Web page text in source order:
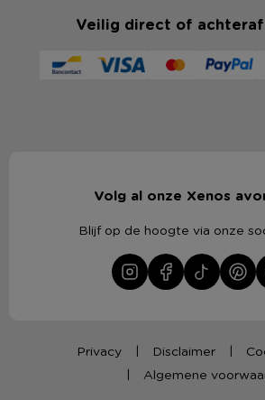
Veilig direct of
Volg al onze Xenos
Blijf op de hoogte via onze
Privacy Disclaimer
Algemene